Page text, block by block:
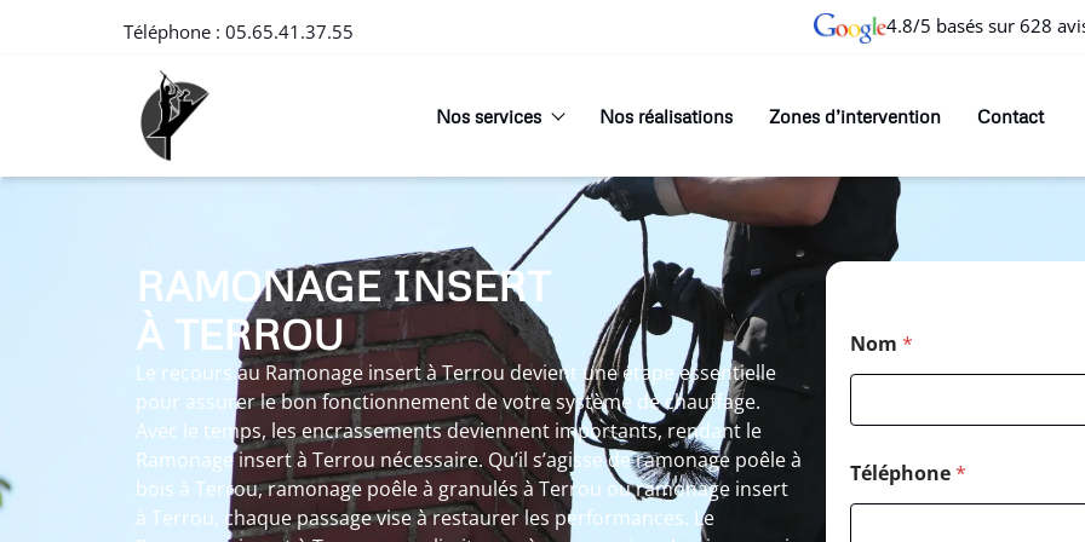
Téléphone : 05.65.41.37.55 4.8/5 basés sur 628
Nos services Nos réalisations Zones d’intervention Contact
RAMONAGE INSERT
À TERROU
Le recours au Ramonage insert à Terrou devient une étape essentielle
pour assurer le bon fonctionnement de votre système de chauffage.
Avec le temps, les encrassements deviennent importants, rendant le
Ramonage insert à Terrou nécessaire. Qu’il s’agisse de ramonage poêle à
bois à Terrou, ramonage poêle à granulés à Terrou ou ramonage insert
à Terrou, chaque passage vise à restaurer les performances. Le
Nom *
Téléphone*